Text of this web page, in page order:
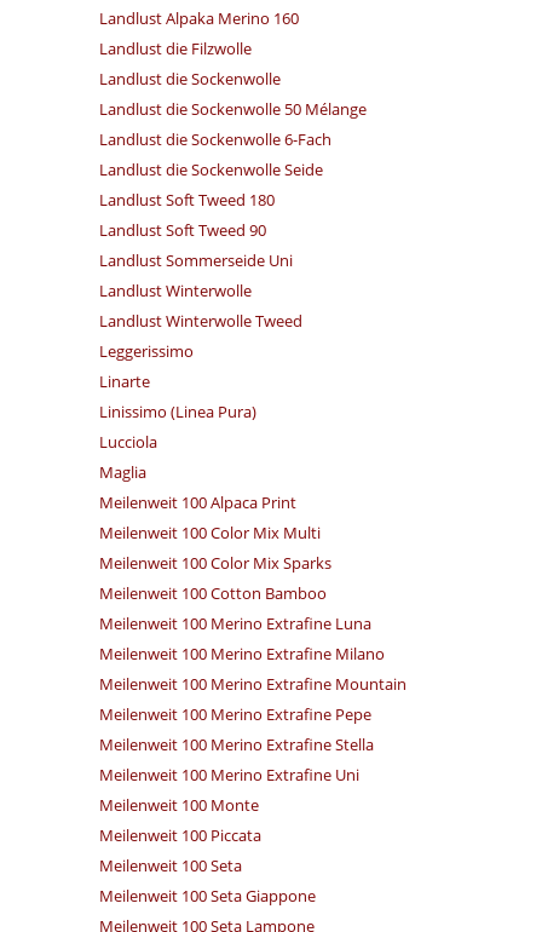
Landlust Alpaka Merino 160
Landlust die Filzwolle
Landlust die Sockenwolle
Landlust die Sockenwolle 50 Mélange
Landlust die Sockenwolle 6-Fach
Landlust die Sockenwolle Seide
Landlust Soft Tweed 180
Landlust Soft Tweed 90
Landlust Sommerseide Uni
Landlust Winterwolle
Landlust Winterwolle Tweed
Leggerissimo
Linarte
Linissimo (Linea Pura)
Lucciola
Maglia
Meilenweit 100 Alpaca Print
Meilenweit 100 Color Mix Multi
Meilenweit 100 Color Mix Sparks
Meilenweit 100 Cotton Bamboo
Meilenweit 100 Merino Extrafine Luna
Meilenweit 100 Merino Extrafine Milano
Meilenweit 100 Merino Extrafine Mountain
Meilenweit 100 Merino Extrafine Pepe
Meilenweit 100 Merino Extrafine Stella
Meilenweit 100 Merino Extrafine Uni
Meilenweit 100 Monte
Meilenweit 100 Piccata
Meilenweit 100 Seta
Meilenweit 100 Seta Giappone
Meilenweit 100 Seta Lampone